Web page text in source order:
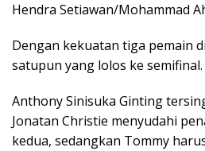
Hendra Setiawan/Mohammad
Dengan kekuatan tiga pemain
satupun yang lolos ke semifinal.
Anthony Sinisuka Ginting
Jonatan Christie menyudahi
kedua, sedangkan Tommy